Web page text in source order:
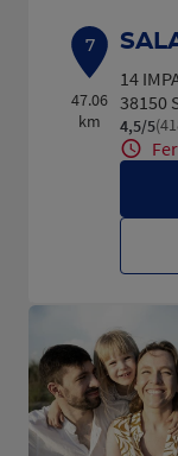
7
47.06
km
14
38150
4,5/5